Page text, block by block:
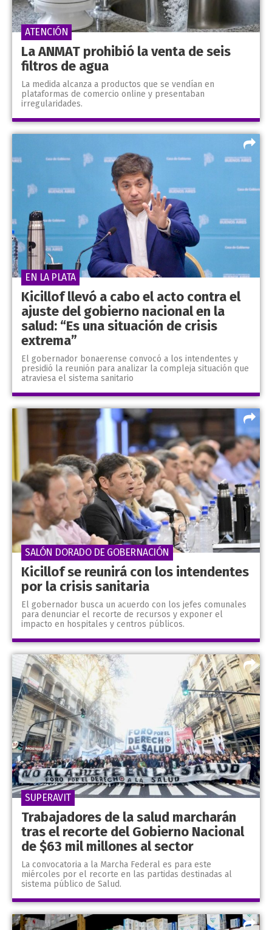
La ANMAT prohibió la venta de seis
filtros de agua
La medida alcanza a productos que se vendían en
plataformas de comercio online y presentaban
irregularidades.
ATENCIÓN
Kicillof llevó a cabo el acto contra el
ajuste del gobierno nacional en la
salud: “Es una situación de crisis
extrema”
El gobernador bonaerense convocó a los intendentes y
presidió la reunión para analizar la compleja situación que
atraviesa el sistema sanitario
EN LA PLATA
Kicillof se reunirá con los intendentes
por la crisis sanitaria
El gobernador busca un acuerdo con los jefes comunales
para denunciar el recorte de recursos y exponer el
impacto en hospitales y centros públicos.
SALÓN DORADO DE GOBERNACIÓN
Trabajadores de la salud marcharán
tras el recorte del Gobierno Nacional
de $63 mil millones al sector
La convocatoria a la Marcha Federal es para este
miércoles por el recorte en las partidas destinadas al
sistema público de Salud.
SUPERAVIT